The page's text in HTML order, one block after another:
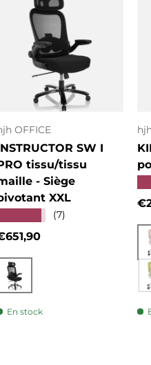
OFFICE
SW I
tissu/tissu
- Siège
XXL
(7)
habituel
Noir
En stock